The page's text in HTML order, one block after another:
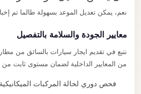
نعم، يمكن تعديل الموعد بسهولة طالما تم
معايير الجودة والسلامة بالتفصيل
نتبع في تقديم ايجار سيارات بالسائق من
من المعايير الداخلية لضمان مستوى ثابت من
فحص دوري لحالة المركبات الميكانيكية